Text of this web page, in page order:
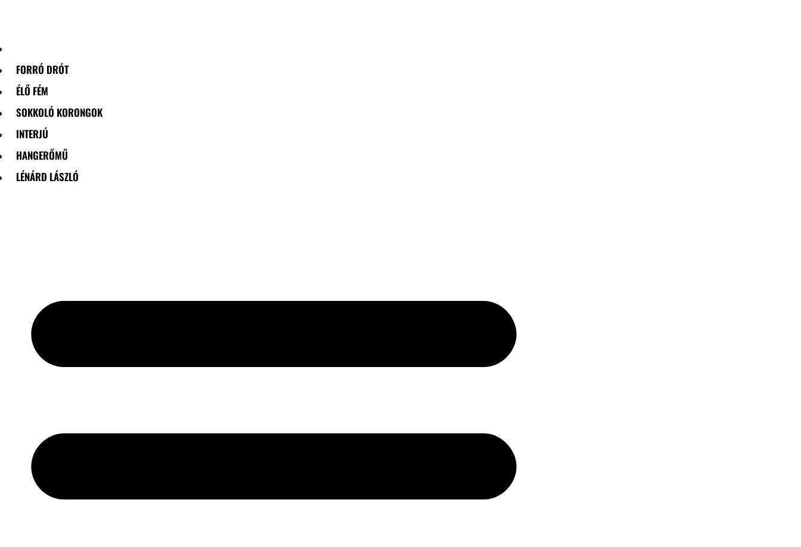
FORRÓ DRÓT
ÉLŐ FÉM
SOKKOLÓ KORONGOK
INTERJÚ
HANGERŐMŰ
LÉNÁRD LÁSZLÓ